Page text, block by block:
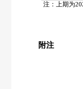
注：上期为
附注